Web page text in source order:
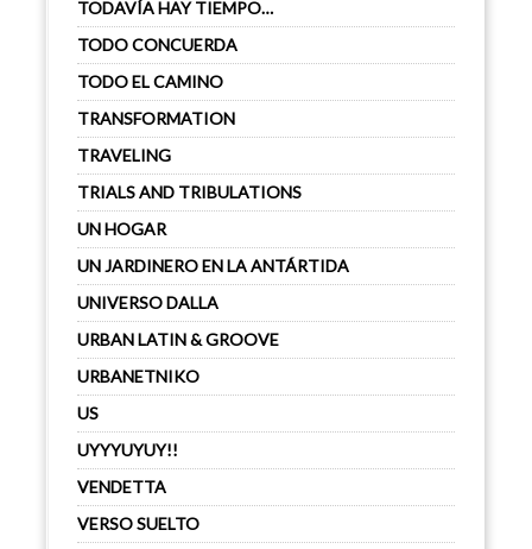
TODAVÍA HAY TIEMPO…
TODO CONCUERDA
TODO EL CAMINO
TRANSFORMATION
TRAVELING
TRIALS AND TRIBULATIONS
UN HOGAR
UN JARDINERO EN LA ANTÁRTIDA
UNIVERSO DALLA
URBAN LATIN & GROOVE
URBANETNIKO
US
UYYYUYUY!!
VENDETTA
VERSO SUELTO